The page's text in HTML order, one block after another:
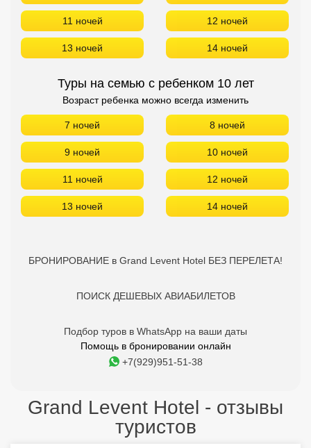
11 ночей 12 ночей
13 ночей 14 ночей
Туры на семью с ребенком 10 лет
Возраст ребенка можно всегда изменить
7 ночей 8 ночей
9 ночей 10 ночей
11 ночей 12 ночей
13 ночей 14 ночей
БРОНИРОВАНИЕ в Grand Levent Hotel БЕЗ ПЕРЕЛЕТА!
ПОИСК ДЕШЕВЫХ АВИАБИЛЕТОВ
Подбор туров в WhatsApp на ваши даты
Помощь в бронировании онлайн
+7(929)951-51-38
Grand Levent Hotel - отзывы
туристов